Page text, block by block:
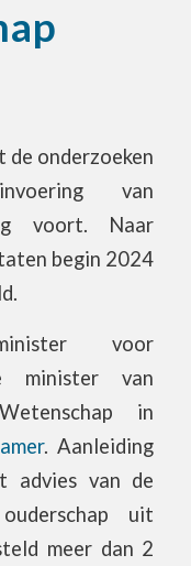
de onderzoeken
van
voort. Naar
begin 2024
voor
minister van
in
. Aanleiding
advies van de
uit
meer dan 2